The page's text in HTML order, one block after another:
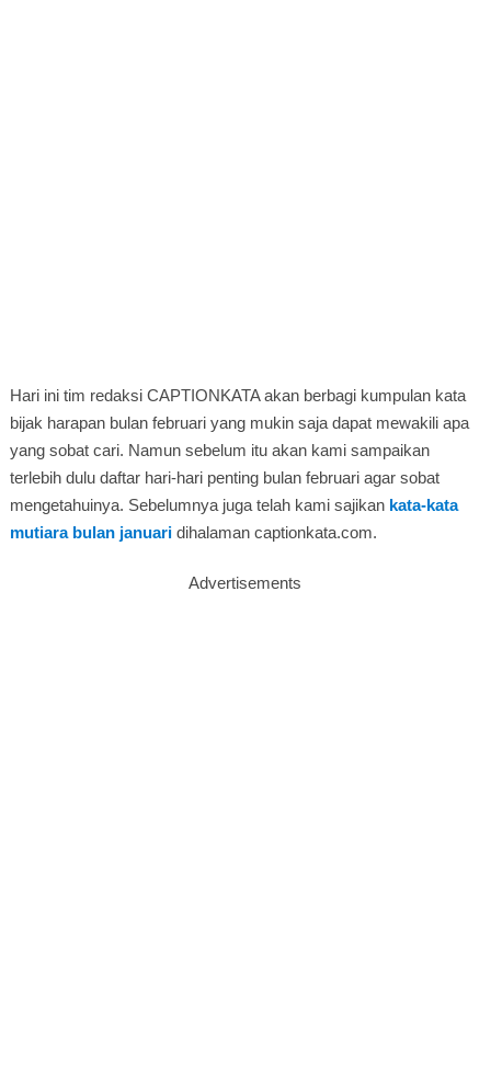
Hari ini tim redaksi CAPTIONKATA akan berbagi kumpulan kata
bijak harapan bulan februari yang mukin saja dapat mewakili apa
yang sobat cari. Namun sebelum itu akan kami sampaikan
terlebih dulu daftar hari-hari penting bulan februari agar sobat
mengetahuinya. Sebelumnya juga telah kami sajikan kata-kata
mutiara bulan januaridihalaman captionkata.com.
Advertisements